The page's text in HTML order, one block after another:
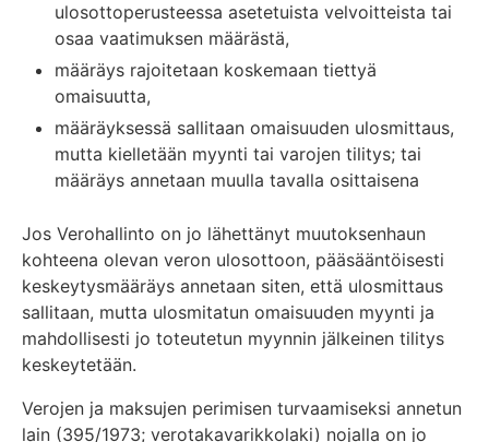
ulosottoperusteessa asetetuista velvoitteista tai
osaa vaatimuksen määrästä,
määräys rajoitetaan koskemaan tiettyä
omaisuutta,
määräyksessä sallitaan omaisuuden ulosmittaus,
mutta kielletään myynti tai varojen tilitys; tai
määräys annetaan muulla tavalla osittaisena
Jos Verohallinto on jo lähettänyt muutoksenhaun
kohteena olevan veron ulosottoon, pääsääntöisesti
keskeytysmääräys annetaan siten, että ulosmittaus
sallitaan, mutta ulosmitatun omaisuuden myynti ja
mahdollisesti jo toteutetun myynnin jälkeinen tilitys
keskeytetään.
Verojen ja maksujen perimisen turvaamiseksi annetun
lain (395/1973; verotakavarikkolaki) nojalla on jo